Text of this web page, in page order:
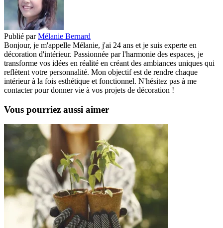
Publié par Mélanie Bernard
Bonjour, je m'appelle Mélanie, j'ai 24 ans et je suis experte en
décoration d'intérieur. Passionnée par l'harmonie des espaces, je
transforme vos idées en réalité en créant des ambiances uniques qui
reflètent votre personnalité. Mon objectif est de rendre chaque
intérieur à la fois esthétique et fonctionnel. N'hésitez pas à me
contacter pour donner vie à vos projets de décoration !
Vous pourriez aussi aimer